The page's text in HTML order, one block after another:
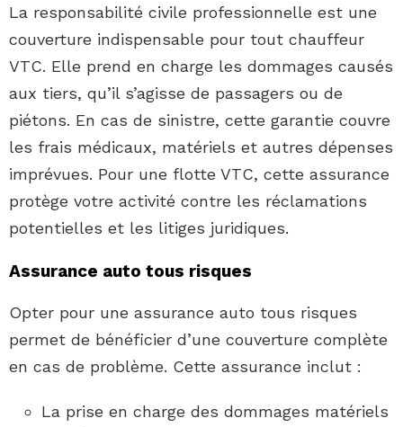
La responsabilité civile professionnelle est une
couverture indispensable pour tout chauffeur
VTC. Elle prend en charge les dommages causés
aux tiers, qu’il s’agisse de passagers ou de
piétons. En cas de sinistre, cette garantie couvre
les frais médicaux, matériels et autres dépenses
imprévues. Pour une flotte VTC, cette assurance
protège votre activité contre les réclamations
potentielles et les litiges juridiques.
Assurance auto tous risques
Opter pour une assurance auto tous risques
permet de bénéficier d’une couverture complète
en cas de problème. Cette assurance inclut :
La prise en charge des dommages matériels